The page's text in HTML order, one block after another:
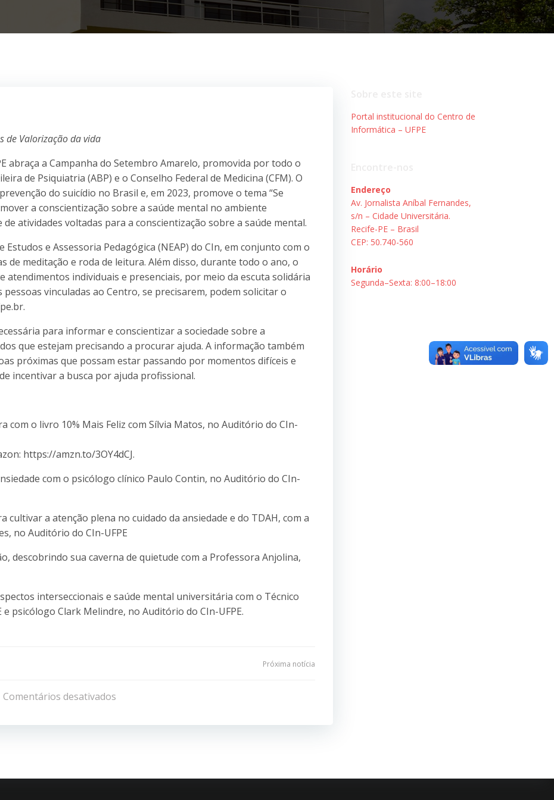
de Valorização da vida
abraça a Campanha do Setembro Amarelo, promovida por todo o
de Psiquiatria (ABP) e o Conselho Federal de Medicina (CFM). O
do suicídio no Brasil e, em 2023, promove o tema “Se
a conscientização sobre a saúde mental no ambiente
atividades voltadas para a conscientização sobre a saúde mental.
e Assessoria Pedagógica (NEAP) do CIn, em conjunto com o
de meditação e roda de leitura. Além disso, durante todo o ano, o
atendimentos individuais e presenciais, por meio da escuta solidária
vinculadas ao Centro, se precisarem, podem solicitar o
para informar e conscientizar a sociedade sobre a
que estejam precisando a procurar ajuda. A informação também
próximas que possam estar passando por momentos difíceis e
incentivar a busca por ajuda profissional.
com o livro 10% Mais Feliz com Sílvia Matos, no Auditório do CIn-
https://amzn.to/3OY4dCJ.
com o psicólogo clínico Paulo Contin, no Auditório do CIn-
cultivar a atenção plena no cuidado da ansiedade e do TDAH, com a
no Auditório do CIn-UFPE
descobrindo sua caverna de quietude com a Professora Anjolina,
interseccionais e saúde mental universitária com o Técnico
e psicólogo Clark Melindre, no Auditório do CIn-UFPE.
de
Post
Próxima notícia
Comentários desativados
Portal institucional do Centro de
Informática – UFPE
Endereço
Av. Jornalista Aníbal Fernandes,
s/n – Cidade Universitária.
Recife-PE – Brasil
CEP: 50.740-560
Horário
Segunda–Sexta: 8:00–18:00